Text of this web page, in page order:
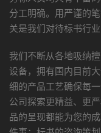
分工明确。用严谨的
关是我们对待标书行业
我们不断从各地吸纳
设备，拥有国内目前
细的产品工艺确保每
公司探索更精益、更
品的呈现都能为您的